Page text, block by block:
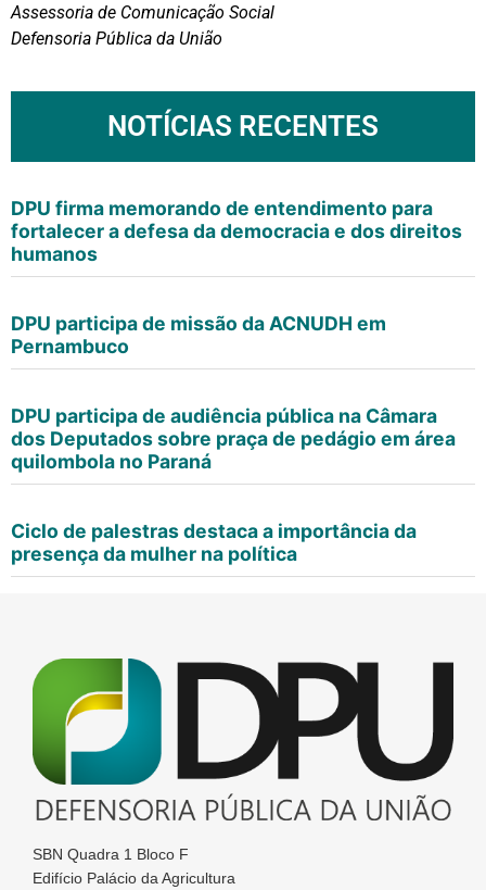
Assessoria de Comunicação Social
Defensoria Pública da União
NOTÍCIAS RECENTES
DPU firma memorando de entendimento para
fortalecer a defesa da democracia e dos direitos
humanos
DPU participa de missão da ACNUDH em
Pernambuco
DPU participa de audiência pública na Câmara
dos Deputados sobre praça de pedágio em área
quilombola no Paraná
Ciclo de palestras destaca a importância da
presença da mulher na política
SBN Quadra 1 Bloco F
Edifício Palácio da Agricultura